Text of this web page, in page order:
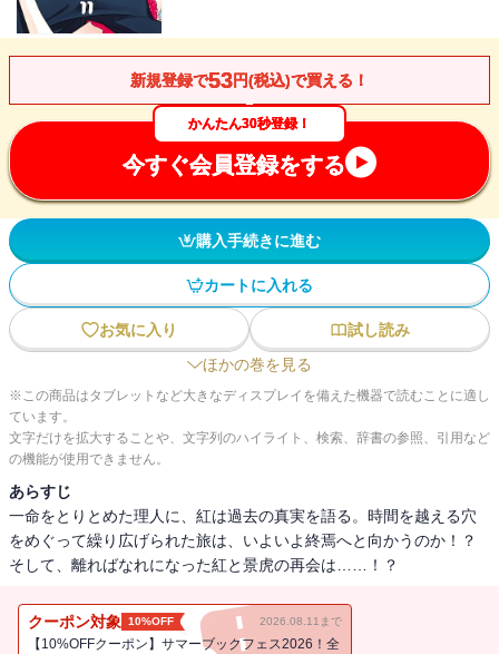
新規登録で53円(税込)で買える！
かんたん30秒登録！
今すぐ会員登録をする
購入手続きに進む
カートに入れる
お気に入り
試し読み
ほかの巻を見る
※この商品はタブレットなど大きなディスプレイを備えた機器で読むことに適し
ています。
文字だけを拡大することや、文字列のハイライト、検索、辞書の参照、引用など
の機能が使用できません。
あらすじ
一命をとりとめた理人に、紅は過去の真実を語る。時間を越える穴
をめぐって繰り広げられた旅は、いよいよ終焉へと向かうのか！？
そして、離ればなれになった紅と景虎の再会は……！？
クーポン対象 10%OFF 2026.08.11まで
【10%OFFクーポン】サマーブックフェス2026！全